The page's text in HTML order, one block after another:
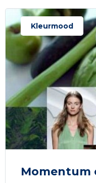
Kleurmood
Momentum